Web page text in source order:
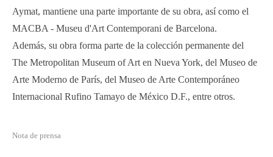
Aymat, mantiene una parte importante de su obra, así como el
MACBA - Museu d'Art Contemporani de Barcelona.
Además, su obra forma parte de la colección permanente del
The Metropolitan Museum of Art en Nueva York, del Museo de
Arte Moderno de París, del Museo de Arte Contemporáneo
Internacional Rufino Tamayo de México D.F., entre otros.
Nota de prensa